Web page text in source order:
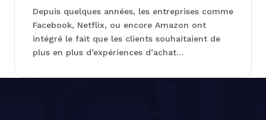
Depuis quelques années, les entreprises comme
Facebook, Netflix, ou encore Amazon ont
intégré le fait que les clients souhaitaient de
plus en plus d’expériences d’achat
dire ou suggérer au client ce dont il a besoin et